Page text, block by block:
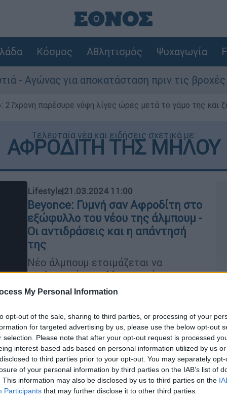
My Personal Information
opt-out of the sale, sharing to third parties, or processing of your
for targeted advertising by us, please use the below opt-out
selection. Please note that after your opt-out request is processed
interest-based ads based on personal information utilized by us
to third parties prior to your opt-out. You may separately
of your personal information by third parties on the IAB’s list of
This information may also be disclosed by us to third parties on the
Participants that may further disclose it to other third parties.
Κόσμος Αθλητισμός Ψυχαγωγία
για αποκατάσταση πριν τις βροχές
παρέσυρε νύφη λίγες ώρες μετά το γάμο της και
Τελευταία νέα και ειδήσεις σχετικά με:
ΑΦΡΟΔΙΤΗ ΤΗΣ ΜΗΛΟΥ
Lifestyle|21.03.2024 11:00
Beyonce: Γυμνή σαν Αφροδίτη στο
εξώφυλλο του νέου της άλμπουμ -
Οι αντιδράσεις και η απάντησή
της
Νέο άλμπουμ ετοιμάζεται να
κυκλοφορήσει η Μπιγιονσέ στο
τέλος του μήνα, όπως αποκάλυψε η
ίδια στα social media
Σαν Σήμερα|08.04.2023 00:00
Δεν είναι μόνο τα Ελγίνεια: Το
δώρο… δωρίστηκε και ένα
κλεμμένο ελληνικό αριστούργημα
κατέληξε στο Λούβρο – Πώς οι